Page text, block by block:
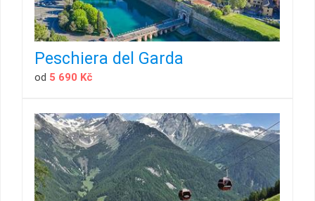
Peschiera del Garda
od 5 690 Kč